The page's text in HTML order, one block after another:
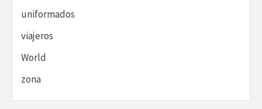
uniformados
viajeros
World
zona